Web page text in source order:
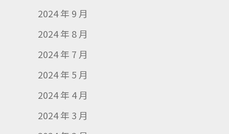
2024 年 9 月
2024 年 8 月
2024 年 7 月
2024 年 5 月
2024 年 4 月
2024 年 3 月